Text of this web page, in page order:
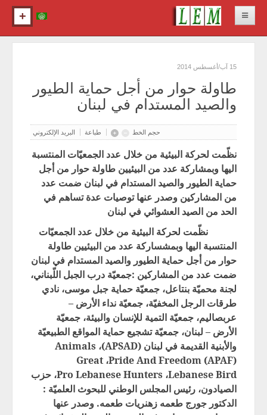
الرسالة والرؤية
الجمعيات الأعضاء
الأخبار
المشاكل البيئيّة
السدود
الصيد
النفايات
القضايا
القوانين البيئيّة
إتصل بنا
Report Center
15 آب/أغسطس 2014
طاولة حوار من أجل حماية الطيور
والصيد المستدام في لبنان
حجم الخط طباعة البريد الإلكتروني
نظّمت لحركة البيئية من خلال عدد الجمعيّات المنتسبة
اليها وبمشاركة عدد من البيئيين طاولة حوار من أجل
حماية الطيور والصيد المستدام في لبنان ضمت عدد
من المشاركين وصدر عنها توصيات عدة تساهم في
الحد من الصيد العشوائي في لبنان
نظّمت لحركة البيئية من خلال عدد الجمعيّات
المنتسبة اليها وبمشساركة عدد من البيئيين طاولة
حوار من أجل حماية الطيور والصيد المستدام في لبنان
ضمت عدد من المشاركين :جمعيّة درب الجبل اللّبناني،
لجنة محميّة بنتاعل، جمعيّة حماية جبل موسى، نادي
طرقات الرجل المخفيّة، جمعيّة نداء الأرض –
عربصاليم، جمعيّة التمية للإنسان والبيئة، جمعيّة
الأرض – لبنان، جمعيّة تشجيع حماية المواقع الطبيعيّة
والأبنية القديمة في لبنان (APSAD)، Animals
Pride And Freedom (APAF)، Great
Lebanese Bird، Pro Lebanese Hunters، حزب
الصيادون، رئيس المجلس الوطني للبحوث العلميّة :
الدكتور جورج طعمه زهنريات طعمه. وصدر عنها